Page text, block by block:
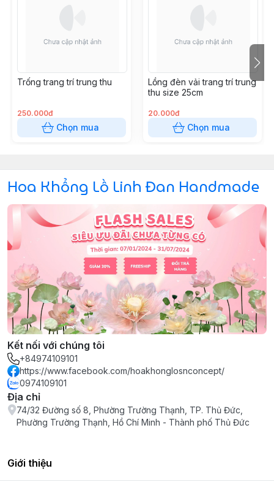
Trống trang trí trung thu
250.000đ
Chọn mua
Lồng đèn vải trang trí trung
thu size 25cm
20.000đ
Chọn mua
Hoa Khổng Lồ Linh Đan Handmade
Kết nối với chúng tôi
+84974109101
https://www.facebook.com/hoakhonglosnconcept/
0974109101
Địa chỉ
74/32 Đường số 8, Phường Trường Thạnh, TP. Thủ Đức,
Phường Trường Thạnh, Hồ Chí Minh - Thành phố Thủ Đức
Giới thiệu